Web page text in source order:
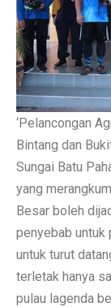
‘Pelancongan
Bintang dan
Sungai Batu
yang
Besar boleh
penyebab untuk
untuk turut
terletak hanya
pulau lagenda